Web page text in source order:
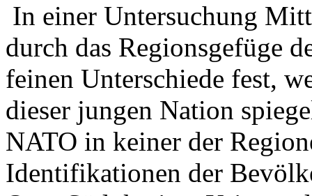
In einer Untersuchung
durch das Regionsgefüge
feinen Unterschiede fest,
dieser jungen Nation
NATO in keiner der
Identifikationen der